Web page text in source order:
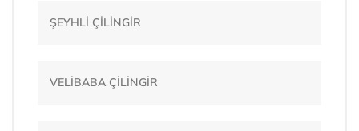
ŞEYHLİ ÇİLİNGİR
VELİBABA ÇİLİNGİR